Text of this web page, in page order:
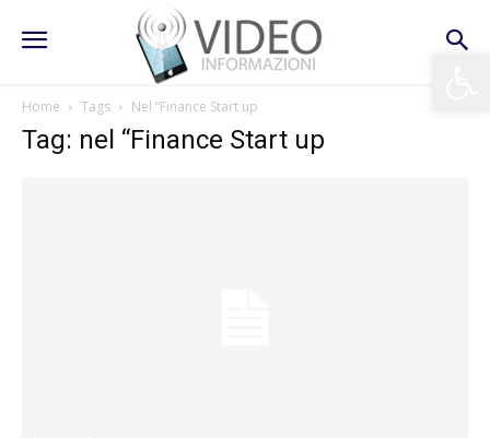
Home Tags Nel “Finance Start up
Tag: nel “Finance Start up